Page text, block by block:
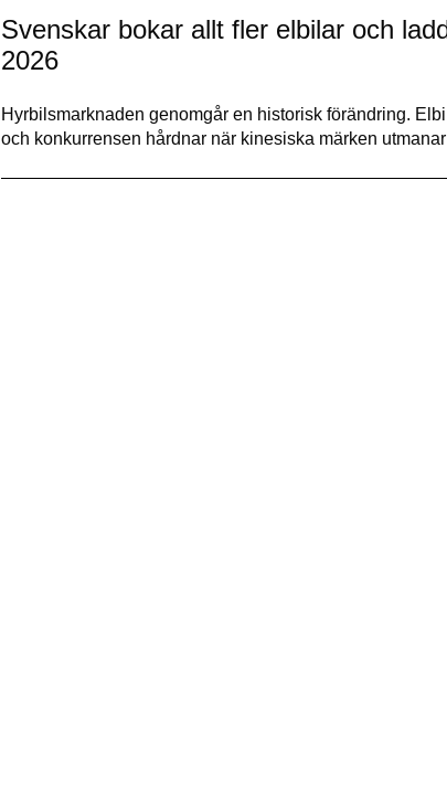
Svenskar bokar allt fler elbilar och
2026
Hyrbilsmarknaden genomgår en historisk förändring.
och konkurrensen hårdnar när kinesiska märken